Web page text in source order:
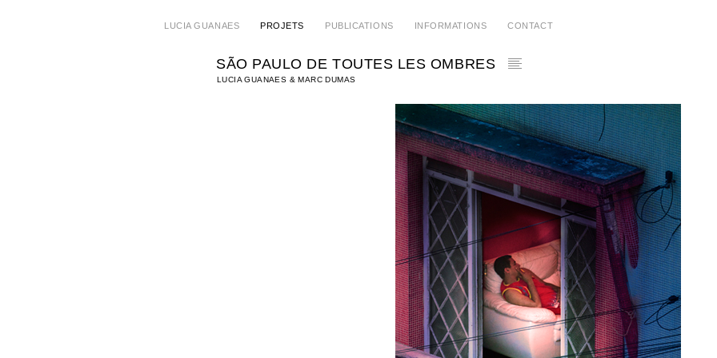
LUCIA GUANAES PROJETS PUBLICATIONS INFORMATIONS CONTACT
SÃO PAULO DE TOUTES LES OMBRES
LUCIA GUANAES & MARC DUMAS